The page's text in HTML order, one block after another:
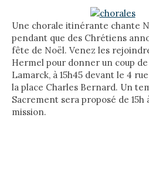
Une chorale itinérante chante
pendant que des Chrétiens
fête de Noël. Venez les
Hermel pour donner un coup de
Lamarck, à 15h45 devant le 4
la place Charles Bernard. Un
Sacrement sera proposé de
mission.